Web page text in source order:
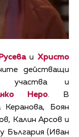
иХристо
действащи
участва и
Неро. В
Боян
Калин Арсов и
България (Иван